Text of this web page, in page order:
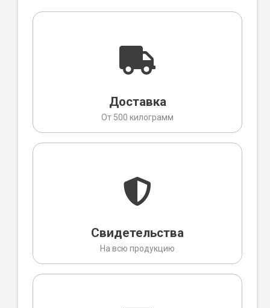
Доставка
От 500 килограмм
Свидетельства
На всю продукцию